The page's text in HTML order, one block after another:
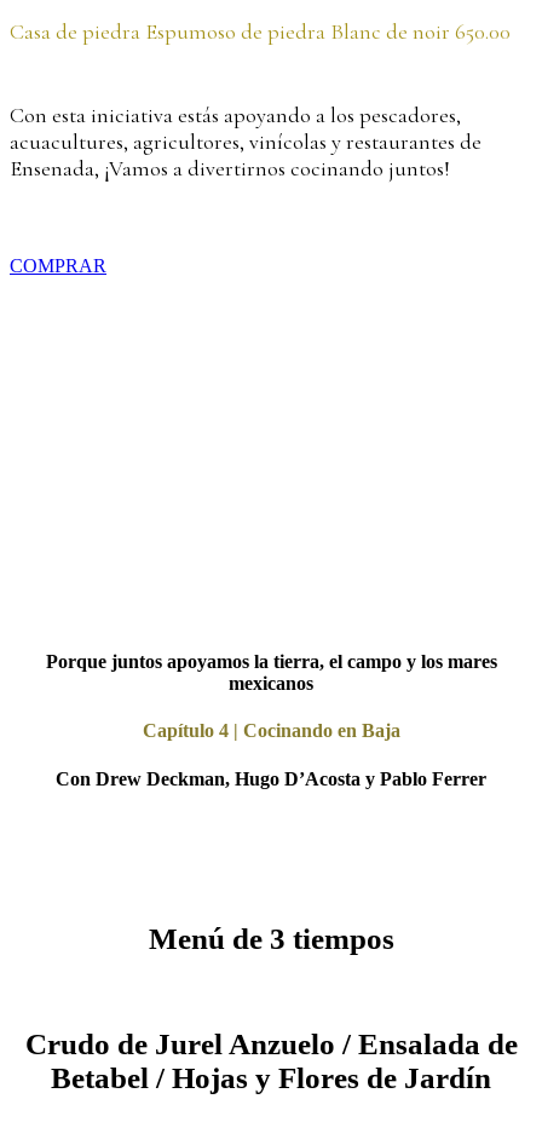
Casa de piedra Espumoso de piedra Blanc de noir 650.00
Con esta iniciativa estás apoyando a los pescadores,
acuacultures, agricultores, vinícolas y restaurantes de
Ensenada, ¡Vamos a divertirnos cocinando juntos!
COMPRAR
Porque juntos apoyamos la tierra, el campo y los mares
mexicanos
Capítulo 4 | Cocinando en Baja
Con Drew Deckman, Hugo D’Acosta y Pablo Ferrer
Menú de 3 tiempos
Crudo de Jurel Anzuelo / Ensalada de
Betabel / Hojas y Flores de Jardín